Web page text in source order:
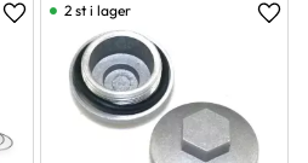
Lägg till i favoriter
2 st i lager